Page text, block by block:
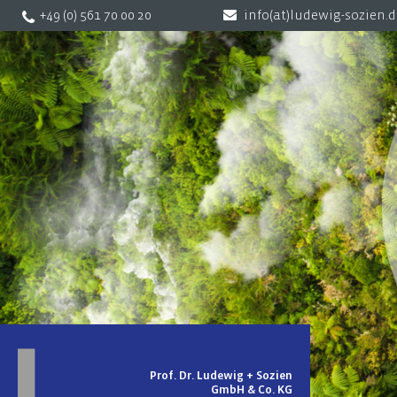
Prof. Dr. Ludewig + Sozien
GmbH & Co. KG
+49 (0) 561 70 00 20 info(at)ludewig-